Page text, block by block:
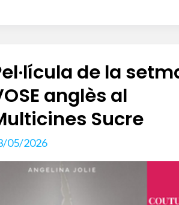
de la
anglès al
Sucre
05/2026